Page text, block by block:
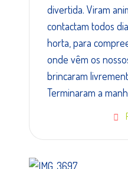
divertida. Viram
contactam todos
horta, para
onde vêm os
brincaram
Terminaram a